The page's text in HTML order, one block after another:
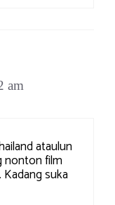
am
ataulun
nonton film
suka